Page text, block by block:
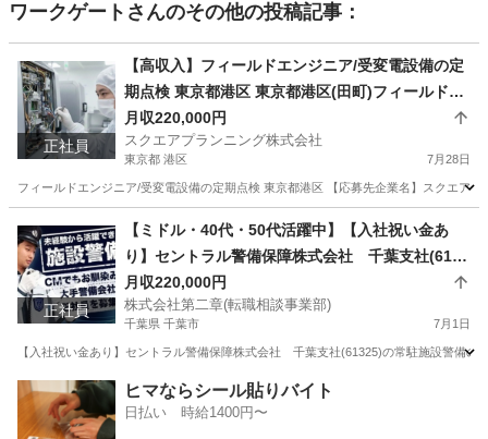
ワークゲート さんのその他の投稿記事：
正社員
【高収入】フィールドエンジニア/受変電設備の定
期点検 東京都港区 東京都港区(田町)フィールドエ
ンジニア
月収220,000円
スクエアプランニング株式会社
東京都 港区 7月28日
フィールドエンジニア/受変電設備の定期点検 東京都港区 【応募先企業名】スクエア
その他
正社員
【ミドル・40代・50代活躍中】【入社祝い金あ
り】セントラル警備保障株式会社 千葉支社(6132
5)の常駐施設警備の正社員 - 京成千葉駅 千葉県千
葉市中央区(京成千葉)常駐施設警備
月収220,000円
株式会社第二章(転職相談事業部)
千葉県 千葉市 7月1日
【入社祝い金あり】セントラル警備保障株式会社 千葉支社(61325)の常駐施設警備
千葉 千葉市 警備員 業務
ヒマならシール貼りバイト
日払い 時給1400円〜